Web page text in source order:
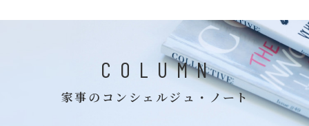
COLUMN
家事のコンシェルジュ・ノート